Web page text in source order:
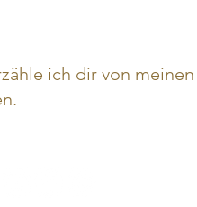
ich dir von